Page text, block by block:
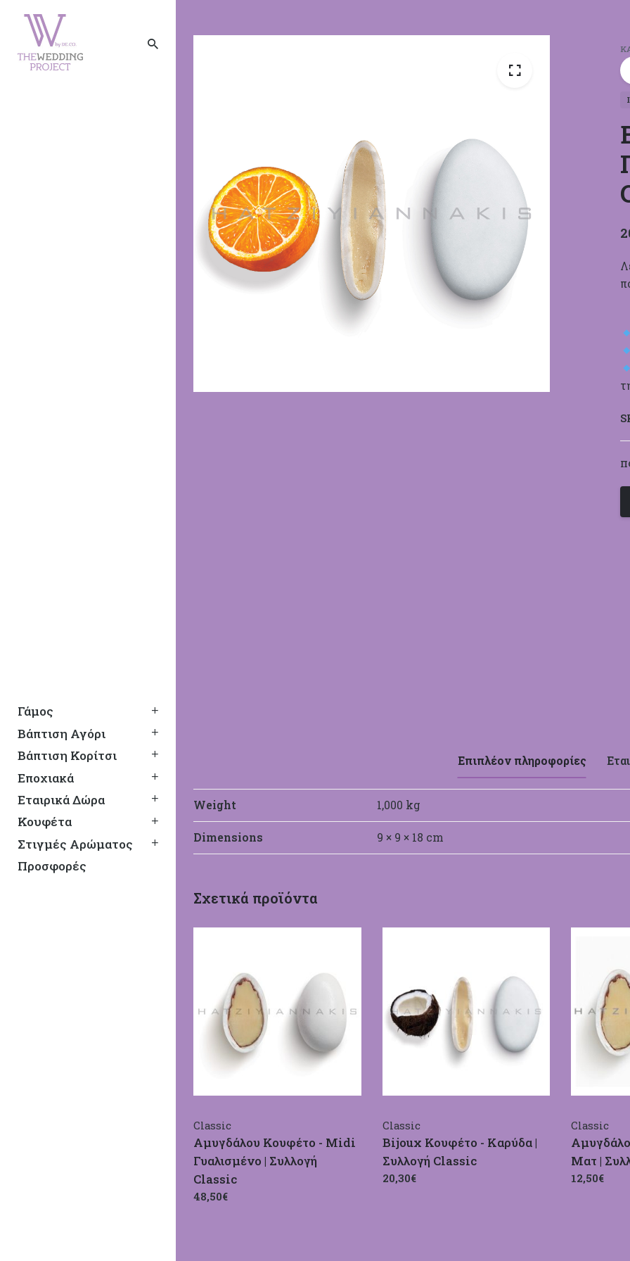
Γάμος
Βάπτιση Αγόρι
Βάπτιση Κορίτσι
Εποχιακά
Εταιρικά Δώρα
Κουφέτα
Στιγμές Αρώματος
Προσφορές
Επιπλέον πληροφορίες
Weight 1,000 kg
Dimensions 9 × 9 × 18 cm
Σχετικά προϊόντα
Classic
Αμυγδάλου Κουφέτο - Midi
Γυαλισμένο | Συλλογή
Classic
48,50€
Classic
Bijoux Κουφέτο - Καρύδα |
Συλλογή Classic
20,30€
Classic
Ματ |
12,50€